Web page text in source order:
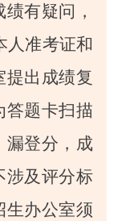
有疑问，
人准考证和
提出成绩复
答题卡扫描
漏登分，成
涉及评分标
生办公室须